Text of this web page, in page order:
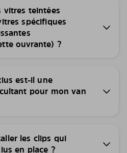
vitres teintées
spécifiques
ouvrante) ?
est-il une
pour mon van
les clips qui
en place ?